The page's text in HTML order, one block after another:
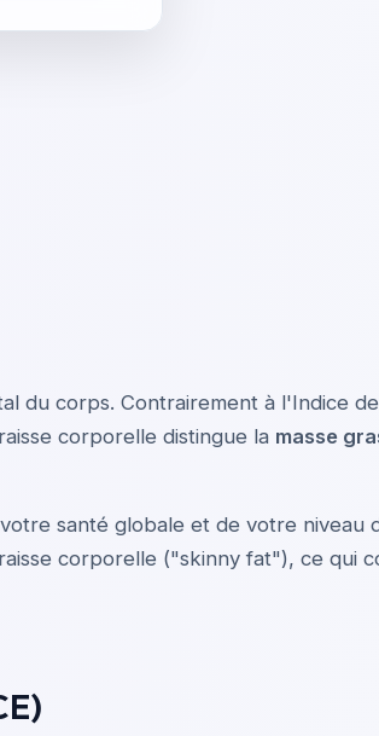
du corps. Contrairement à l'Indice
corporelle distingue la masse
santé globale et de votre niveau
corporelle ("skinny fat"), ce qui